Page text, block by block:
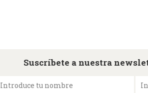
Suscríbete a nuestra
Introduce tu nombre